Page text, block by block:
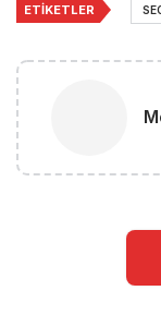
ETIKETLER